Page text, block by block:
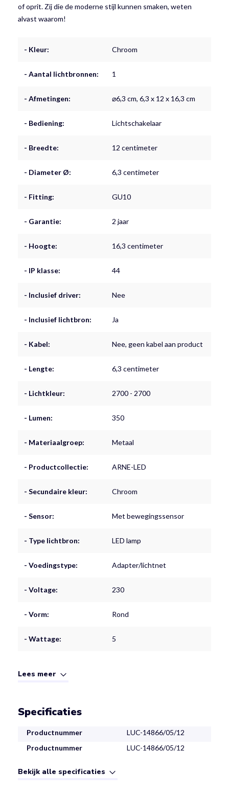
of oprit. Zij die de moderne stijl kunnen smaken, weten
alvast waarom!
- Kleur: Chroom
- Aantal lichtbronnen: 1
- Afmetingen: ⌀6,3 cm, 6,3 x 12 x 16,3 cm
- Bediening: Lichtschakelaar
- Breedte: 12 centimeter
- Diameter Ø: 6,3 centimeter
- Fitting: GU10
- Garantie: 2 jaar
- Hoogte: 16,3 centimeter
- IP klasse: 44
- Inclusief driver: Nee
- Inclusief lichtbron: Ja
- Kabel: Nee, geen kabel aan product
- Lengte: 6,3 centimeter
- Lichtkleur: 2700 - 2700
- Lumen: 350
- Materiaalgroep: Metaal
- Productcollectie: ARNE-LED
- Secundaire kleur: Chroom
- Sensor: Met bewegingssensor
- Type lichtbron: LED lamp
- Voedingstype: Adapter/lichtnet
- Voltage: 230
- Vorm: Rond
- Wattage: 5
Lees meer
Specificaties
Productnummer
LUC-14866/05/12
Productnummer
LUC-14866/05/12
Bekijk alle specificaties